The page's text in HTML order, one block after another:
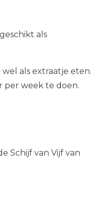
als
wel als extraatje eten.
per week te doen.
Schijf van Vijf van